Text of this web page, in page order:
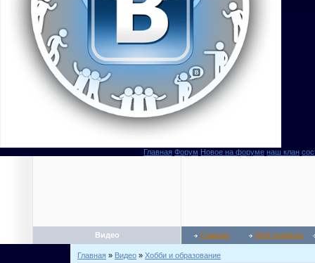
Главная Форум Новое на форуме наш клан
Видео Главная Мой профиль
Главная » Видео » Хобби и образование